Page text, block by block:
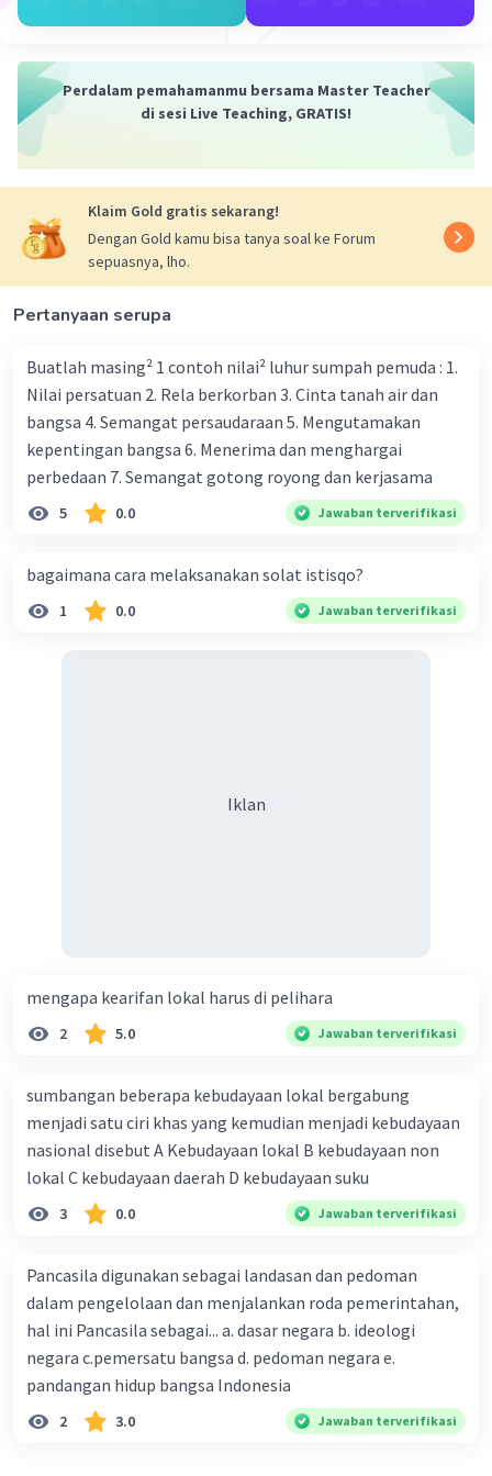
2. Kemampuan menyajikan dan memahami informasi
dengan verifikasi, validitas, dan kelengkapan sumber di
internet.
yang tidak berurutan dan berubah-ubah.
4. Kemampuan menghubungkan informasi dalam media
konvensional seperti koran dengan media berjaringan
seperti internet.
5. Kemampuan menyaring atau memilah informasi yang
6. Kemampuan mengomunikasikan dan membagikan
informasi.
Aspek literasi digital ini bisa dijadikan acuan dalam
memberikan literasi digital kepada masyarakat luas.
Beri Rating Balas
17 Mei 2024 23:51
memfasilitasi komunikasi lintas budaya,
informasi global, seperti menggunakan
teknologi komunikasi dan media sosial.
Selain itu, literasi digital dapat
dengan memberikan akses yang sama
kepada semua individu untuk mengkritik
dan memantau media secara kritis.
Dengan demikian, literasi digital memiliki peran
penting dalam merawat kebinekaan bangsa
partisipasi, dan inklusi dalam masyarakat
informasi global.
Beri Rating ·0.0(0) Balas
Perdalam pemahamanmu bersama Master Teacher
di sesi Live Teaching, GRATIS!
Klaim Gold gratis sekarang!
Dengan Gold kamu bisa tanya soal ke Forum
sepuasnya, lho.
Pertanyaan serupa
Buatlah masing² 1 contoh nilai² luhur sumpah pemuda : 1.
Nilai persatuan 2. Rela berkorban 3. Cinta tanah air dan
bangsa 4. Semangat persaudaraan 5. Mengutamakan
kepentingan bangsa 6. Menerima dan menghargai
perbedaan 7. Semangat gotong royong dan kerjasama
5 0.0 Jawaban terverifikasi
bagaimana cara melaksanakan solat istisqo?
1 0.0 Jawaban terverifikasi
Iklan
mengapa kearifan lokal harus di pelihara
2 5.0 Jawaban terverifikasi
sumbangan beberapa kebudayaan lokal bergabung
menjadi satu ciri khas yang kemudian menjadi kebudayaan
nasional disebut A Kebudayaan lokal B kebudayaan non
lokal C kebudayaan daerah D kebudayaan suku
3 0.0 Jawaban terverifikasi
Pancasila digunakan sebagai landasan dan pedoman
dalam pengelolaan dan menjalankan roda pemerintahan,
hal ini Pancasila sebagai... a. dasar negara b. ideologi
negara c.pemersatu bangsa d. pedoman negara e.
pandangan hidup bangsa Indonesia
2 3.0 Jawaban terverifikasi